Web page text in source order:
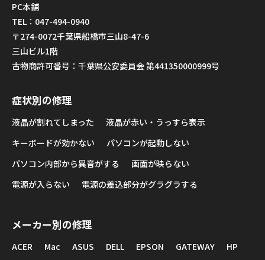
PC本舗
TEL：047-494-0940
〒274-0072千葉県船橋市三山8-47-6
三山ビル1階
古物商許可番号：千葉県公安委員会 第441350000999号
症状別の修理
液晶が割れてしまった
液晶が赤い・うっすら表示
キーボードが効かない
パソコンが起動しない
パソコン内部から異音がする
画面が映らない
電源が入らない
電源の差込部分がグラグラする
メーカー別の修理
ACER Mac ASUS DELL EPSON GATEWAY
HP